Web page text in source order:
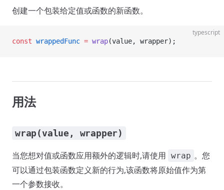
创建一个包装给定值或函数的新函数。
typescript
const wrappedFunc = wrap(value, wrapper);
用法
wrap(value, wrapper)
当您想对值或函数应用额外的逻辑时,请使用 wrap 。您
可以通过包装函数定义新的行为,该函数将原始值作为第
一个参数接收。